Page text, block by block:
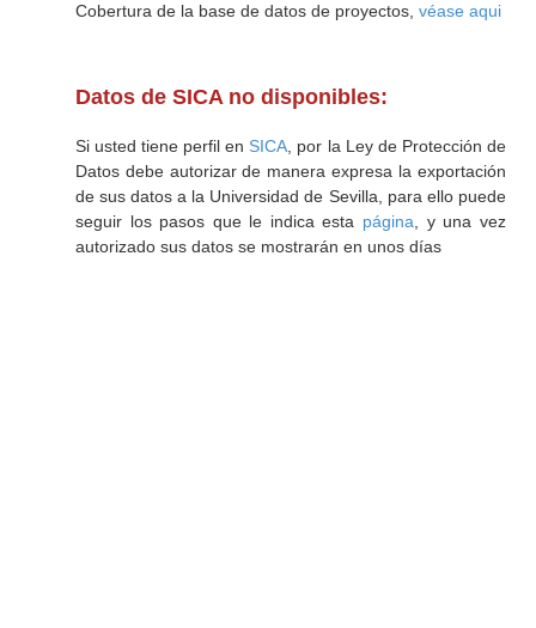
Cobertura de la base de datos de proyectos, véase aqui
Datos de SICA no disponibles:
Si usted tiene perfil en SICA , por la Ley de Protección de
Datos debe autorizar de manera expresa la exportación
de sus datos a la Universidad de Sevilla, para ello puede
seguir los pasos que le indica esta página , y una vez
autorizado sus datos se mostrarán en unos días